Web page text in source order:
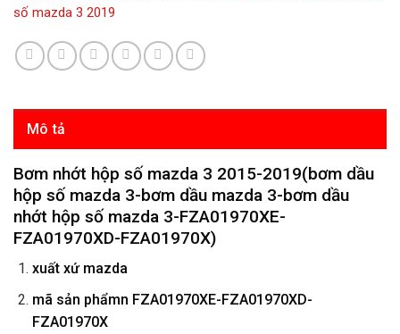
số mazda 3 2019
Mô tả
Bơm nhớt hộp số mazda 3 2015-2019(bơm dầu
hộp số mazda 3-bơm dầu mazda 3-bơm dầu
nhớt hộp số mazda 3-FZA01970XE-
FZA01970XD-FZA01970X)
xuất xứ mazda
mã sản phẩmn FZA01970XE-FZA01970XD-
FZA01970X